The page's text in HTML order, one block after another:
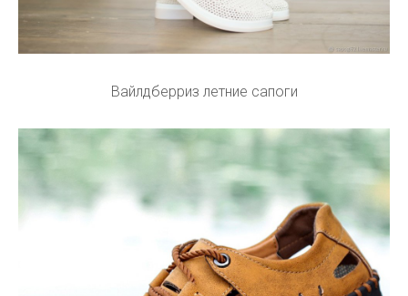
Вайлдберриз летние сапоги